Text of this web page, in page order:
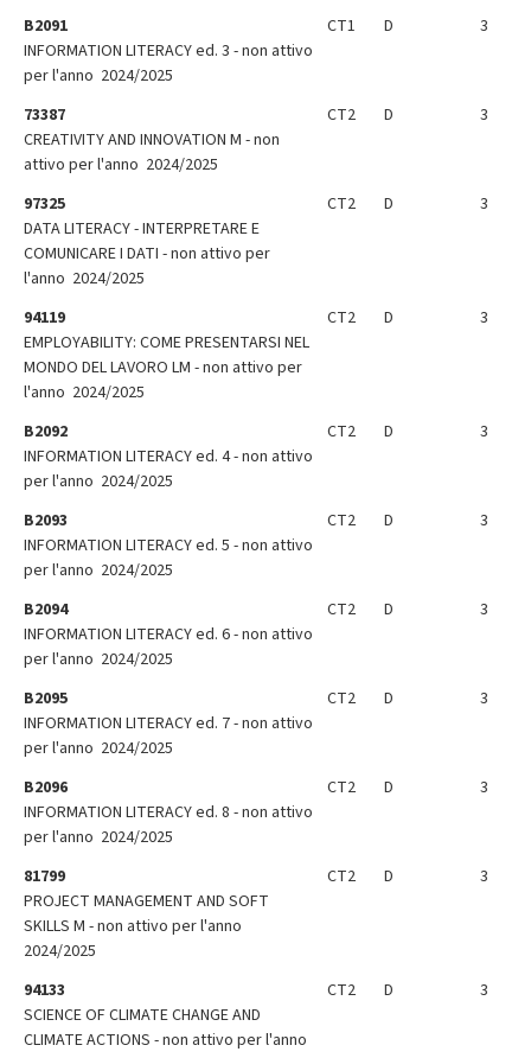
B2091
INFORMATION LITERACY ed. 3 - non attivo
per l'anno 2024/2025
CT1 D 3
73387
CREATIVITY AND INNOVATION M - non
attivo per l'anno 2024/2025
CT2 D 3
97325
DATA LITERACY - INTERPRETARE E
COMUNICARE I DATI - non attivo per
l'anno 2024/2025
CT2 D 3
94119
EMPLOYABILITY: COME PRESENTARSI NEL
MONDO DEL LAVORO LM - non attivo per
l'anno 2024/2025
CT2 D 3
B2092
INFORMATION LITERACY ed. 4 - non attivo
per l'anno 2024/2025
CT2 D 3
B2093
INFORMATION LITERACY ed. 5 - non attivo
per l'anno 2024/2025
CT2 D 3
B2094
INFORMATION LITERACY ed. 6 - non attivo
per l'anno 2024/2025
CT2 D 3
B2095
INFORMATION LITERACY ed. 7 - non attivo
per l'anno 2024/2025
CT2 D 3
B2096
INFORMATION LITERACY ed. 8 - non attivo
per l'anno 2024/2025
CT2 D 3
81799
PROJECT MANAGEMENT AND SOFT
SKILLS M - non attivo per l'anno
2024/2025
CT2 D 3
94133
SCIENCE OF CLIMATE CHANGE AND
CLIMATE ACTIONS - non attivo per l'anno
CT2 D 3